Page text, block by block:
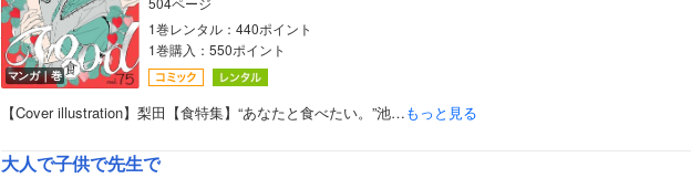
マンガ｜巻
1巻レンタル：440ポイント
1巻購入：550ポイント
【Cover illustration】梨田【食特集】“あなたと食べたい。”池…もっと見る
大人で子供で先生で